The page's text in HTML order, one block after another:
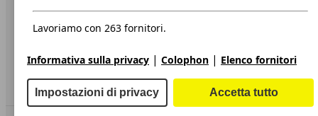
Privacy
Dichiarazione di Accessibilità
Servizi
Area rivenditori
Lavoriamo con 263 fornitori.
Informativa sulla privacy | Colophon | Elenco fornitori
Impostazioni di privacy Accetta tutto